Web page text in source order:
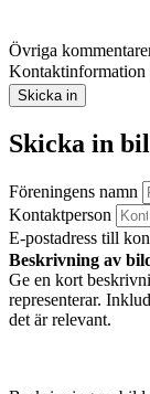
Övriga
Kontaktinformation
Skicka in
Skicka in
Föreningens namn
Kontaktperson
E-postadress till
Beskrivning av
Ge en kort
representerar.
det är relevant.